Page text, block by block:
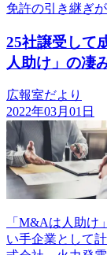
免許の引き継ぎ
25社譲受して
人助け」の凄
広報室だより
2022年03月01日
「M&Aは人助け
い手企業として